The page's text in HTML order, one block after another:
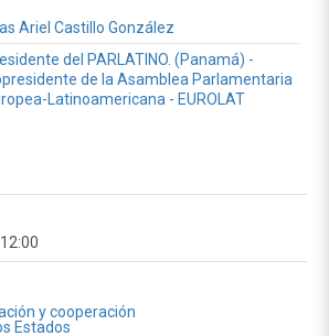
Ariel Castillo González
del PARLATINO. (Panamá) -
de la Asamblea Parlamentaria
Latinoamericana - EUROLAT
y cooperación
Estados